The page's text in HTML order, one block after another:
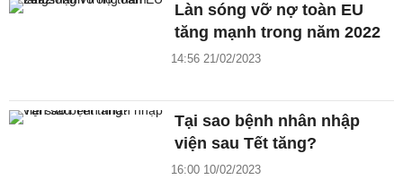
Làn sóng vỡ nợ toàn EU
tăng mạnh trong năm 2022
14:56 21/02/2023
Tại sao bệnh nhân nhập
viện sau Tết tăng?
16:00 10/02/2023